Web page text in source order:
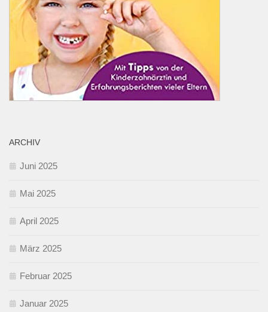
ARCHIV
Juni 2025
Mai 2025
April 2025
März 2025
Februar 2025
Januar 2025